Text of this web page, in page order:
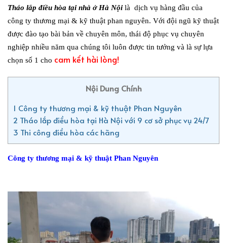
Tháo lắp điều hòa tại nhà ở Hà Nội là dịch vụ hàng đầu của
công ty thương mại & kỹ thuật phan nguyên. Với đội ngũ kỹ thuật
được đào tạo bài bản về chuyên môn, thái độ phục vụ chuyên
nghiệp nhiều năm qua chúng tôi luôn được tin tưởng và là sự lựa
chọn số 1 cho cam kết hài lòng!
Nội Dung Chính
1 Công ty thương mại & kỹ thuật Phan Nguyên
2 Tháo lắp điều hòa tại Hà Nội với 9 cơ sở phục vụ 24/7
3 Thi công điều hòa các hãng
Công ty thương mại & kỹ thuật Phan Nguyên